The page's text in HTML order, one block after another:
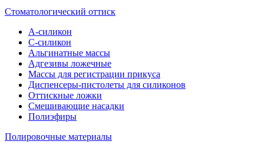
Стоматологический оттиск
А-силикон
C-силикон
Альгинатные массы
Адгезивы ложечные
Массы для регистрации прикуса
Диспенсеры-пистолеты для силиконов
Оттискные ложки
Смешивающие насадки
Полиэфиры
Полировочные материалы